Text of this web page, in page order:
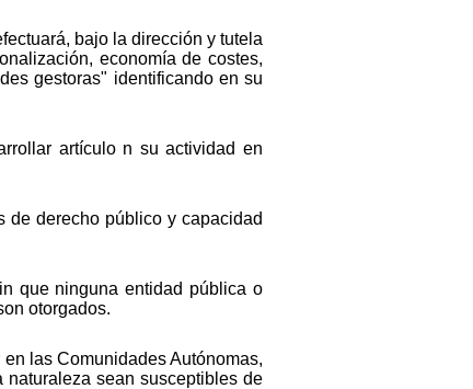
bajo la dirección y tutela
economía de costes,
gestoras" identificando en su
artículo n su actividad en
derecho público y capacidad
que ninguna entidad pública o
otorgados.
las Comunidades Autónomas,
naturaleza sean susceptibles de